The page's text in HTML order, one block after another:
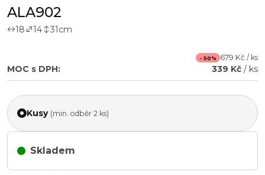
ALA902
18 14 31cm
- 50% 679 Kč / ks
MOC s DPH: 339 Kč / ks
Kusy (min. odběr 2 ks)
Skladem